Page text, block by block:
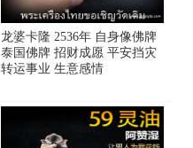
龙婆卡隆 2536年 自身像佛牌
泰国佛牌 招财成愿 平安挡灾
转运事业 生意感情